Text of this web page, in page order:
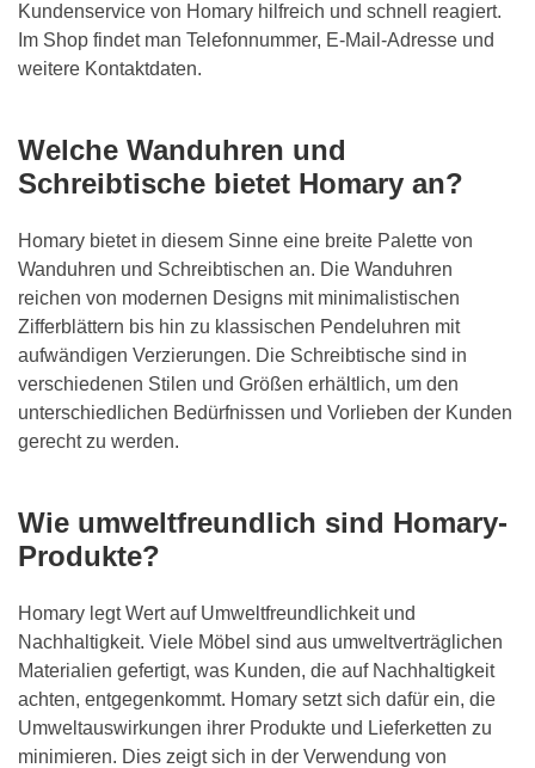
Kundenservice von Homary hilfreich und schnell reagiert.
Im Shop findet man Telefonnummer, E-Mail-Adresse und
weitere Kontaktdaten.
Welche Wanduhren und
Schreibtische bietet Homary an?
Homary bietet in diesem Sinne eine breite Palette von
Wanduhren und Schreibtischen an. Die Wanduhren
reichen von modernen Designs mit minimalistischen
Zifferblättern bis hin zu klassischen Pendeluhren mit
aufwändigen Verzierungen. Die Schreibtische sind in
verschiedenen Stilen und Größen erhältlich, um den
unterschiedlichen Bedürfnissen und Vorlieben der Kunden
gerecht zu werden.
Wie umweltfreundlich sind Homary-
Produkte?
Homary legt Wert auf Umweltfreundlichkeit und
Nachhaltigkeit. Viele Möbel sind aus umweltverträglichen
Materialien gefertigt, was Kunden, die auf Nachhaltigkeit
achten, entgegenkommt. Homary setzt sich dafür ein, die
Umweltauswirkungen ihrer Produkte und Lieferketten zu
minimieren. Dies zeigt sich in der Verwendung von